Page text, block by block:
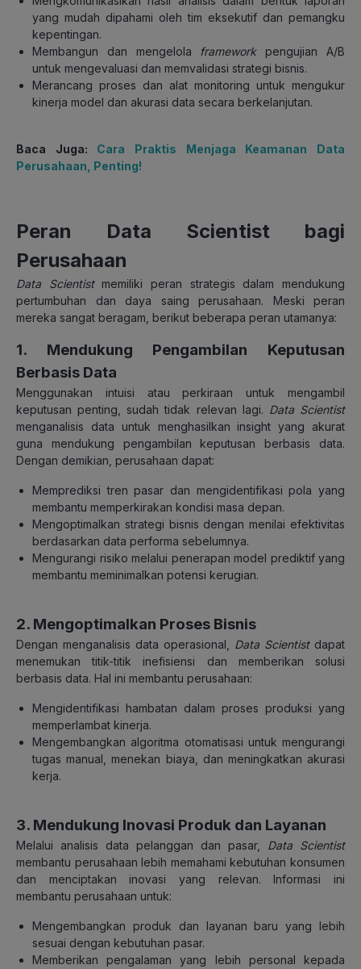
yang mudah dipahami oleh tim eksekutif dan pemangku
kepentingan.
Membangun dan mengelola frameworkpengujian A/B
untuk mengevaluasi dan memvalidasi strategi bisnis.
Merancang proses dan alat monitoring untuk mengukur
kinerja model dan akurasi data secara berkelanjutan.
Baca Juga: Cara Praktis Menjaga Keamanan Data
Perusahaan, Penting!
Peran Data Scientist bagi
Perusahaan
Data Scientistmemiliki peran strategis dalam mendukung
pertumbuhan dan daya saing perusahaan. Meski peran
mereka sangat beragam, berikut beberapa peran utamanya:
1. Mendukung Pengambilan Keputusan
Berbasis Data
Menggunakan intuisi atau perkiraan untuk mengambil
keputusan penting, sudah tidak relevan lagi. Data Scientist
menganalisis data untuk menghasilkan insight yang akurat
guna mendukung pengambilan keputusan berbasis data.
Dengan demikian, perusahaan dapat:
Memprediksi tren pasar dan mengidentifikasi pola yang
membantu memperkirakan kondisi masa depan.
Mengoptimalkan strategi bisnis dengan menilai efektivitas
berdasarkan data performa sebelumnya.
Mengurangi risiko melalui penerapan model prediktif yang
membantu meminimalkan potensi kerugian.
2. Mengoptimalkan Proses Bisnis
Dengan menganalisis data operasional, Data Scientistdapat
menemukan titik-titik inefisiensi dan memberikan solusi
berbasis data. Hal ini membantu perusahaan:
Mengidentifikasi hambatan dalam proses produksi yang
memperlambat kinerja.
Mengembangkan algoritma otomatisasi untuk mengurangi
tugas manual, menekan biaya, dan meningkatkan akurasi
kerja.
3. Mendukung Inovasi Produk dan Layanan
Melalui analisis data pelanggan dan pasar, Data Scientist
membantu perusahaan lebih memahami kebutuhan konsumen
dan menciptakan inovasi yang relevan. Informasi ini
membantu perusahaan untuk:
Mengembangkan produk dan layanan baru yang lebih
sesuai dengan kebutuhan pasar.
Memberikan pengalaman yang lebih personal kepada